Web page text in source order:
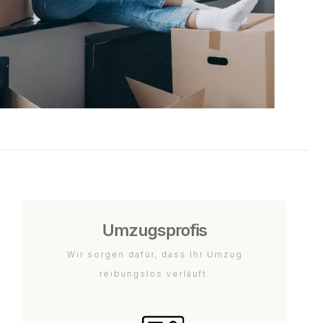
Umzugsprofis
Wir sorgen dafür, dass Ihr Umzug
reibungslos verläuft.